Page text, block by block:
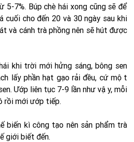
5-7%. Búp chè hái xong cũng sẽ để
cuối cho đến 20 và 30 ngày sau khi
và cánh trà phồng nên sẽ hút được
khi trời mới hửng sáng, bông sen
lấy phần hạt gạo rải đều, cứ một
Ướp liên tục 7-9 lần như vậy, mỗi
rồi mới ướp tiếp.
biến kì công tạo nên sản phẩm trà
giới biết đến.